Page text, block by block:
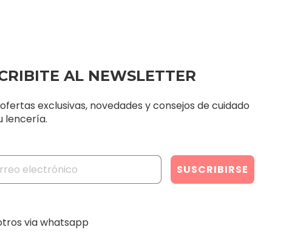
via whatsapp
AL NEWSLETTER
exclusivas, novedades y consejos de cuidado
lencería.